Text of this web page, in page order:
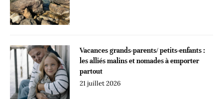
Vacances grands-parents/ petits-enfants :
les alliés malins et nomades à emporter
partout
21 juillet 2026